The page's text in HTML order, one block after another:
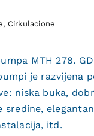
, Cirkulacione
MTH 278.
je razvijena
niska buka,
sredine,
itd.